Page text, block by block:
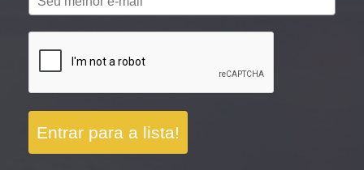
Entrar para a lista!